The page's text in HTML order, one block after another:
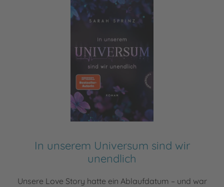
In unserem Universum sind wir
unendlich
Unsere Love Story hatte ein Ablaufdatum – und war